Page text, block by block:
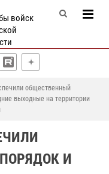
войск
общественный
выходные на территории
И